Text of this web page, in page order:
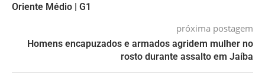
Oriente Médio | G1
próxima postagem
Homens encapuzados e armados agridem mulher no
rosto durante assalto em Jaíba